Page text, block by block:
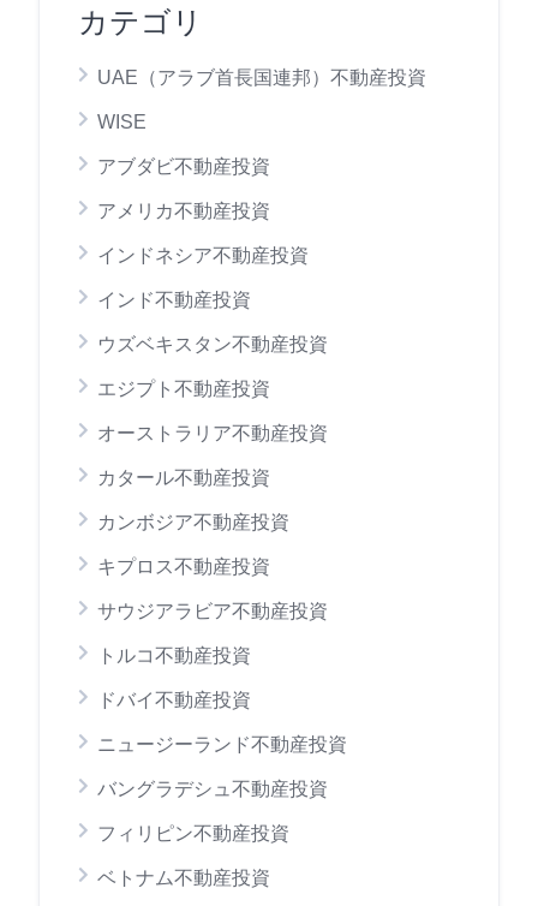
カテゴリ
UAE（アラブ首長国連邦）不動産投資
WISE
アブダビ不動産投資
アメリカ不動産投資
インドネシア不動産投資
インド不動産投資
ウズベキスタン不動産投資
エジプト不動産投資
オーストラリア不動産投資
カタール不動産投資
カンボジア不動産投資
キプロス不動産投資
サウジアラビア不動産投資
トルコ不動産投資
ドバイ不動産投資
ニュージーランド不動産投資
バングラデシュ不動産投資
フィリピン不動産投資
ベトナム不動産投資